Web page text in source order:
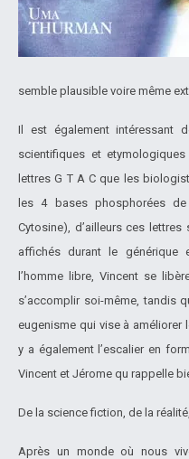
semble plausible voire même
Il est également intéressant
scientifiques et
lettres G T A C que les
les 4 bases phosphorées de
Cytosine), d’ailleurs ces
affichés durant le générique
l’homme libre, Vincent se
s’accomplir soi-même, tandis
eugenisme qui vise à améliorer
y a également l’escalier en
Vincent et Jérome qu rappelle
De la science fiction, de la
Après un monde où nous